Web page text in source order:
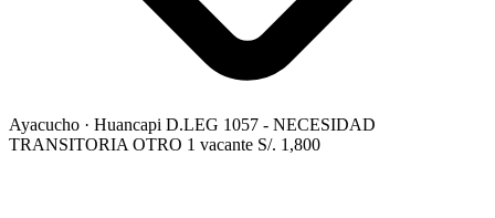
Ayacucho · Huancapi D.LEG 1057 - NECESIDAD
TRANSITORIA OTRO 1 vacante S/. 1,800